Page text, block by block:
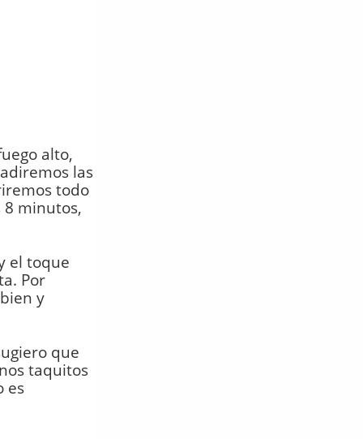
alto,
las
todo
8 minutos,
el toque
Por
y
que
taquitos
es